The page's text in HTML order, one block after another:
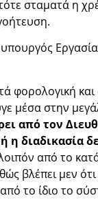
σταματά η
φορολογική
μέσα στην
από τον
διαδικασία
από το
βλέπει μεν
το ίδιο το